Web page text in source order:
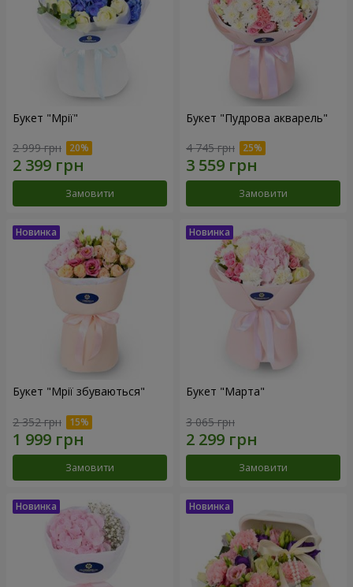
Букет "Мрії"
2 999 грн
Замовити
Букет "Пудрова акварель"
4 745 грн
Замовити
Букет "Мрії збуваються"
2 352 грн
Замовити
Букет "Марта"
3 065 грн
Замовити